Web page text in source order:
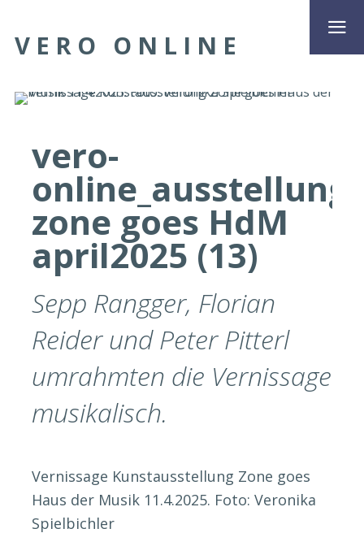
VERO ONLINE
vero-
online_ausstellung
zone goes HdM
april2025 (13)
Sepp Rangger, Florian
Reider und Peter Pitterl
umrahmten die Vernissage
musikalisch.
Vernissage Kunstausstellung Zone goes
Haus der Musik 11.4.2025. Foto: Veronika
Spielbichler